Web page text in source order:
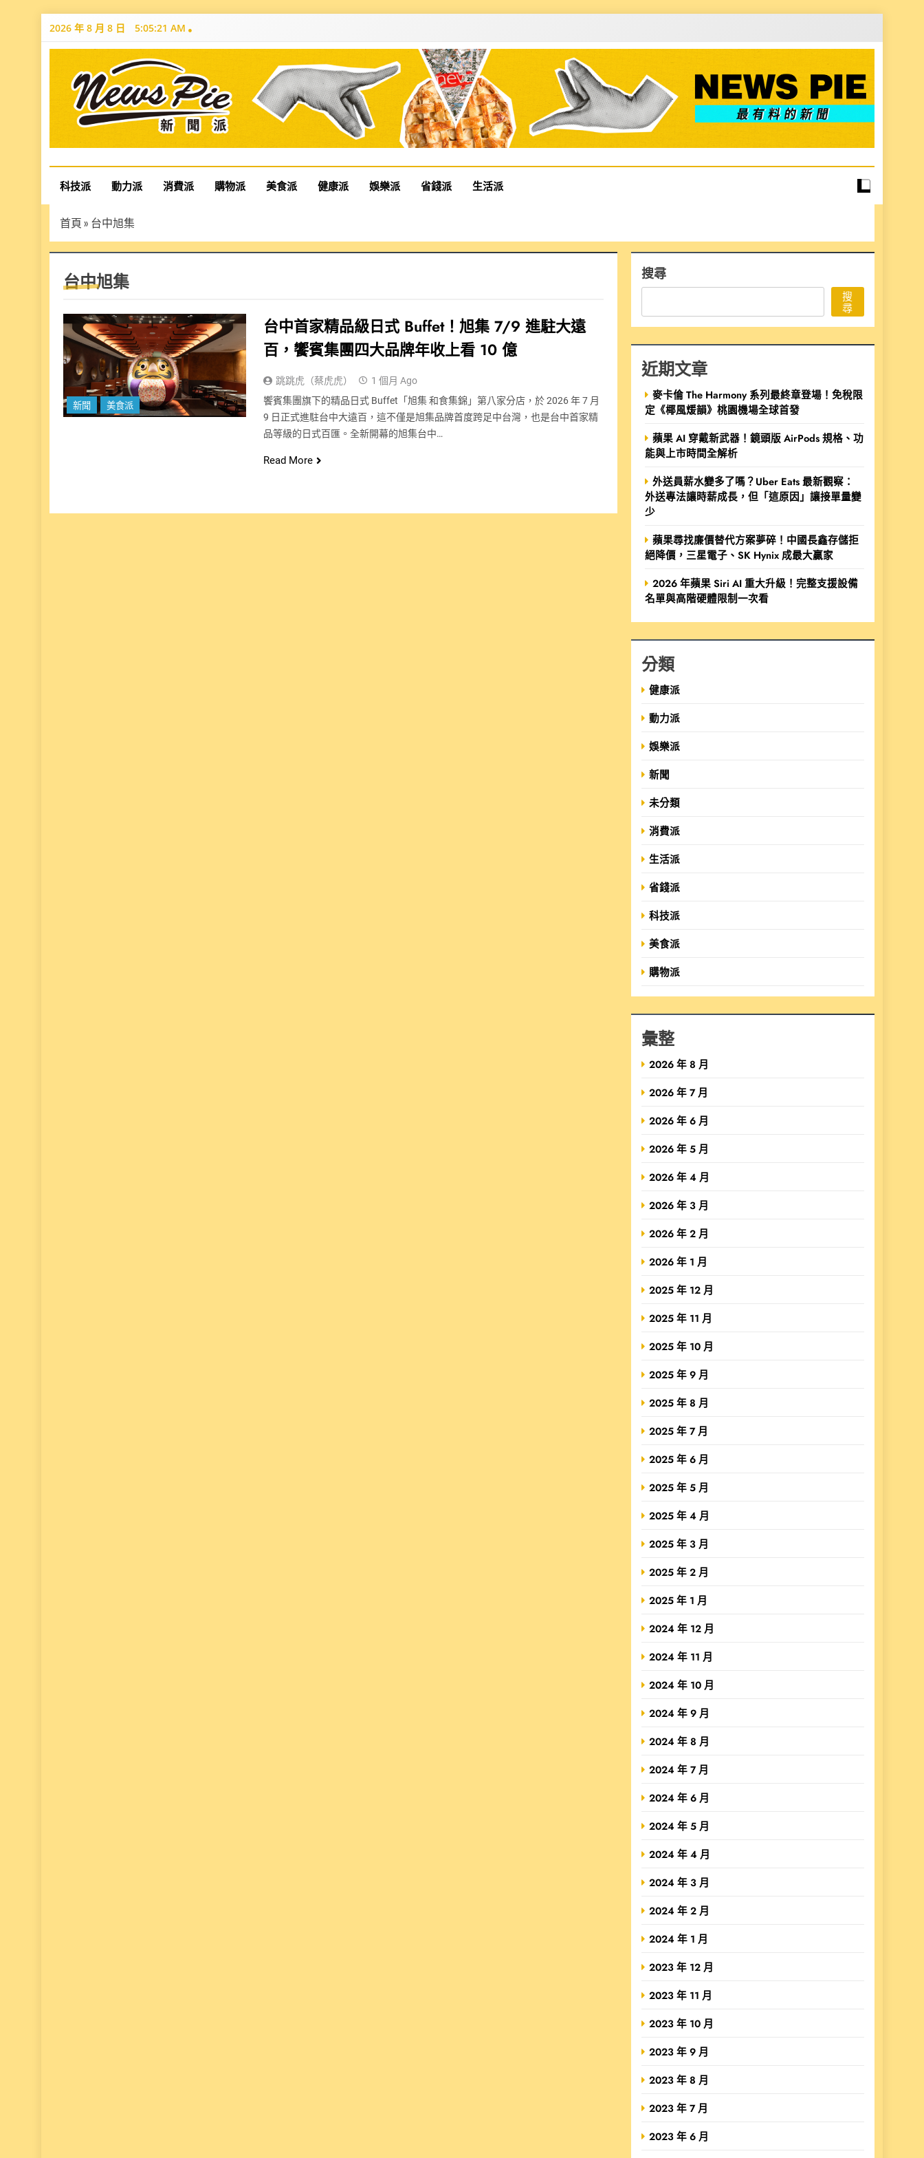
Skip
2026 年 8 月 8 日 5:05:22 AM
News Pie
最有料的新聞
科技派 動力派 消費派 購物派 美食派 健康派 娛樂派 省錢派 生活派
首頁 » 台中旭集
台中旭集
新聞 美食派
台中首家精品級日式 Buffet！旭集 7/9 進駐大遠
百，饗賓集團四大品牌年收上看 10 億
跳跳虎（蔡虎虎）
1 個月 Ago
饗賓集團旗下的精品日式 Buffet「旭集 和食集錦」第八家分店，於 2026 年 7 月
9 日正式進駐台中大遠百，這不僅是旭集品牌首度跨足中台灣，也是台中首家精
品等級的日式百匯。全新開幕的旭集台中…
Read More
搜尋
搜
尋
近期文章
麥卡倫 The Harmony 系列最終章登場！免稅限
定《椰風煖韻》桃園機場全球首發
蘋果 AI 穿戴新武器！鏡頭版 AirPods 規格、功
能與上市時間全解析
外送員薪水變多了嗎？Uber Eats 最新觀察：
外送專法讓時薪成長，但「這原因」讓接單量變
少
蘋果尋找廉價替代方案夢碎！中國長鑫存儲拒
絕降價，三星電子、SK Hynix 成最大贏家
2026 年蘋果 Siri AI 重大升級！完整支援設備
名單與高階硬體限制一次看
分類
健康派
動力派
娛樂派
新聞
未分類
消費派
生活派
省錢派
科技派
美食派
購物派
彙整
2026 年 8 月
2026 年 7 月
2026 年 6 月
2026 年 5 月
2026 年 4 月
2026 年 3 月
2026 年 2 月
2026 年 1 月
2025 年 12 月
2025 年 11 月
2025 年 10 月
2025 年 9 月
2025 年 8 月
2025 年 7 月
2025 年 6 月
2025 年 5 月
2025 年 4 月
2025 年 3 月
2025 年 2 月
2025 年 1 月
2024 年 12 月
2024 年 11 月
2024 年 10 月
2024 年 9 月
2024 年 8 月
2024 年 7 月
2024 年 6 月
2024 年 5 月
2024 年 4 月
2024 年 3 月
2024 年 2 月
2024 年 1 月
2023 年 12 月
2023 年 11 月
2023 年 10 月
2023 年 9 月
2023 年 8 月
2023 年 7 月
2023 年 6 月